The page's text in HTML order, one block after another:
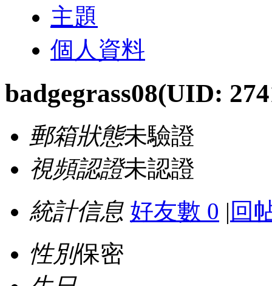
主題
個人資料
badgegrass08(UID:
郵箱狀態未驗證
視頻認證未認證
統計信息 好友數 0 | 回
性別保密